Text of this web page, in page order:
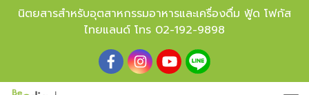
นิตยสารสำหรับอุตสาหกรรมอาหารและเครื่องดื่ม ฟู้ด โฟกัส
ไทยแลนด์ โทร 02-192-9898